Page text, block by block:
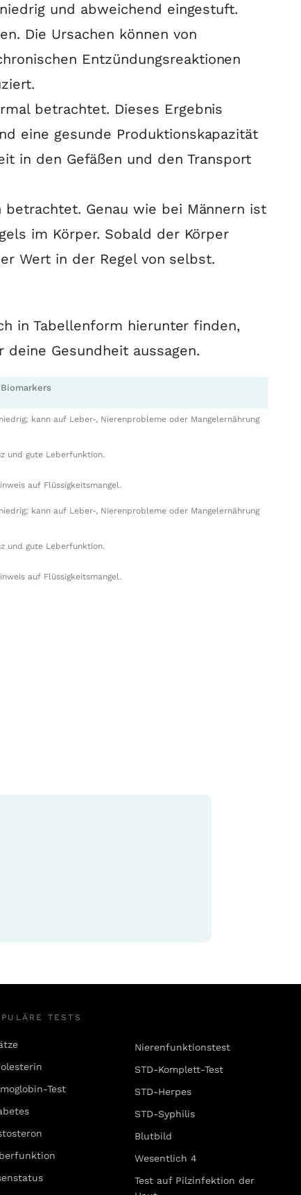
und abweichend eingestuft.
Die Ursachen können von
Entzündungsreaktionen
.
betrachtet. Dieses Ergebnis
eine gesunde Produktionskapazität
in den Gefäßen und den Transport
betrachtet. Genau wie bei Männern ist
im Körper. Sobald der Körper
Wert in der Regel von selbst.
in Tabellenform hierunter finden,
Gesundheit aussagen.
kann auf Leber-, Nierenprobleme oder Mangelernährung
und gute Leberfunktion.
auf Flüssigkeitsmangel.
kann auf Leber-, Nierenprobleme oder Mangelernährung
und gute Leberfunktion.
auf Flüssigkeitsmangel.
TESTS
Test
Nierenfunktionstest
STD-Komplett-Test
STD-Herpes
STD-Syphilis
Blutbild
Wesentlich 4
Test auf Pilzinfektion der